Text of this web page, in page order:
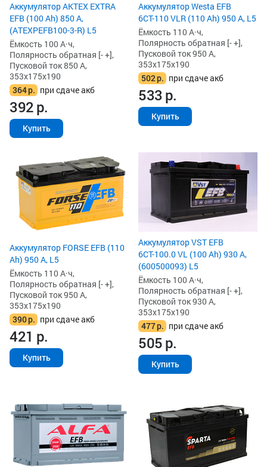
Аккумулятор AKTEX EXTRA
EFB (100 Ah) 850 А,
(ATEXPEFB100-3-R) L5
Ёмкость 100 А·ч,
Полярность обратная [- +],
Пусковой ток 850 А,
353x175x190
364р. при сдаче акб
392р.
Купить
Аккумулятор Westa EFB
6СТ-110 VLR (110 Ah) 950 А, L5
Ёмкость 110 А·ч,
Полярность обратная [- +],
Пусковой ток 950 А,
353x175x190
502р. при сдаче акб
533р.
Купить
Аккумулятор FORSE EFB (110
Ah) 950 А, L5
Ёмкость 110 А·ч,
Полярность обратная [- +],
Пусковой ток 950 А,
353x175x190
390р. при сдаче акб
421 р.
Купить
Аккумулятор VST EFB
6СТ-100.0 VL (100 Ah) 930 А,
(600500093) L5
Ёмкость 100 А·ч,
Полярность обратная [- +],
Пусковой ток 930 А,
353x175x190
477р. при сдаче акб
505р.
Купить